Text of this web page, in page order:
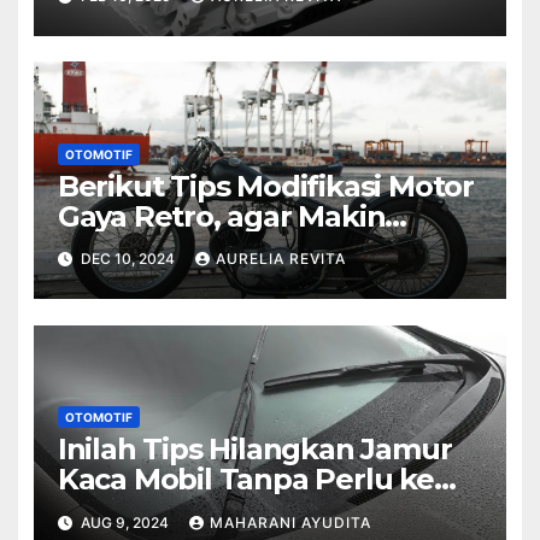
OTOMOTIF
Berikut Tips Modifikasi Motor
Gaya Retro, agar Makin
Ciamik!
DEC 10, 2024 AURELIA REVITA
OTOMOTIF
Inilah Tips Hilangkan Jamur
Kaca Mobil Tanpa Perlu ke
Salon
AUG 9, 2024 MAHARANI AYUDITA